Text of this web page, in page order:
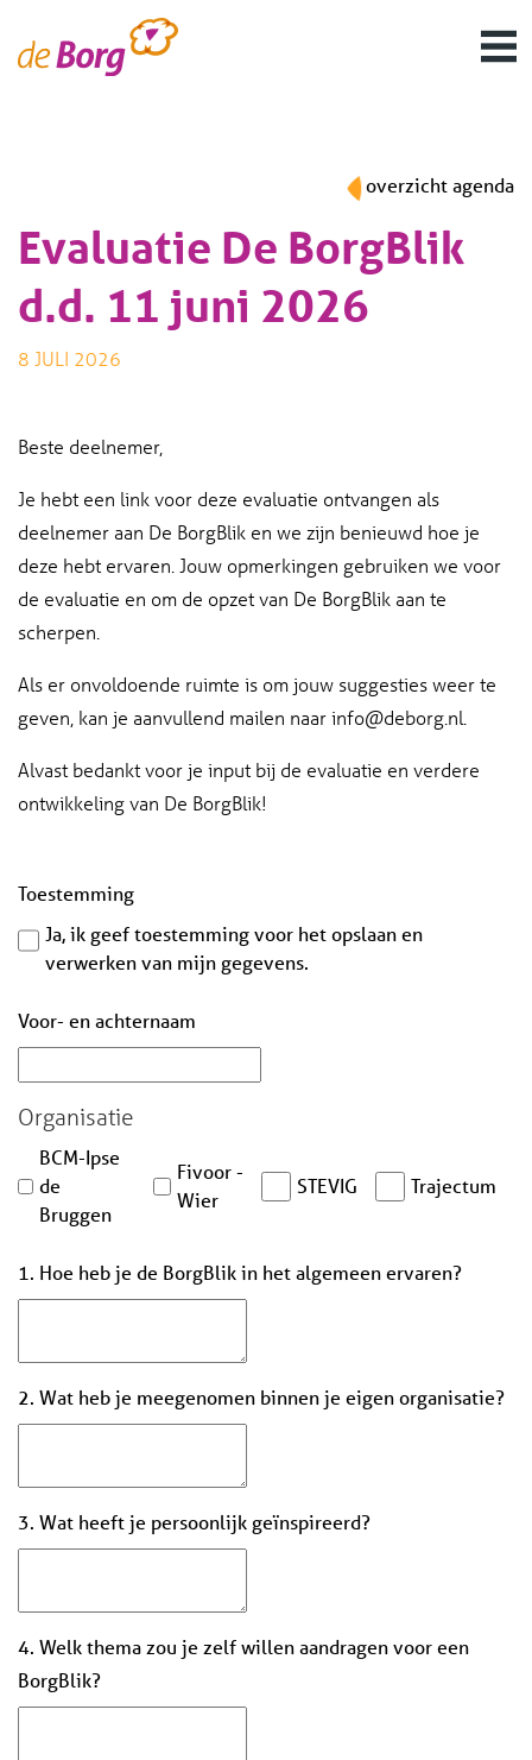
overzicht agenda
Evaluatie De BorgBlik
d.d. 11 juni 2026
8 JULI 2026
Beste deelnemer,
Je hebt een link voor deze evaluatie ontvangen als
deelnemer aan De BorgBlik en we zijn benieuwd hoe je
deze hebt ervaren. Jouw opmerkingen gebruiken we voor
de evaluatie en om de opzet van De BorgBlik aan te
scherpen.
Als er onvoldoende ruimte is om jouw suggesties weer te
geven, kan je aanvullend mailen naar info@deborg.nl.
Alvast bedankt voor je input bij de evaluatie en verdere
ontwikkeling van De BorgBlik!
Toestemming
Ja, ik geef toestemming voor het opslaan en
verwerken van mijn gegevens.
Voor- en achternaam
Organisatie
BCM-Ipse
de
Bruggen
Fivoor -
Wier
STEVIG Trajectum
1. Hoe heb je de BorgBlik in het algemeen ervaren?
2. Wat heb je meegenomen binnen je eigen organisatie?
3. Wat heeft je persoonlijk geïnspireerd?
4. Welk thema zou je zelf willen aandragen voor een
BorgBlik?